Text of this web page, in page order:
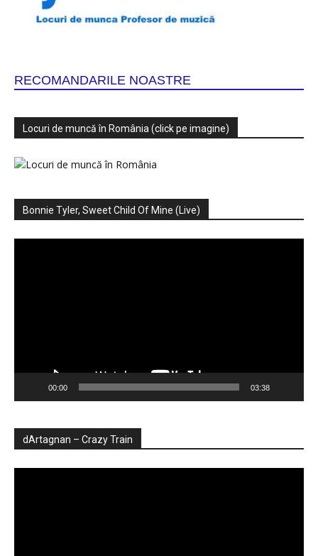
RECOMANDARILE NOASTRE
Locuri de muncă în România (click pe imagine)
Bonnie Tyler, Sweet Child Of Mine (Live)
00:00 03:38
dArtagnan – Crazy Train